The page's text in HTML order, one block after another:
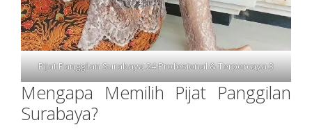
Pijat Panggilan Surabaya 24 Profesional & Terpercaya 3
Mengapa Memilih Pijat Panggilan
Surabaya?